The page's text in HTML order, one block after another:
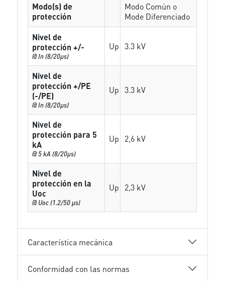
Modo(s) de
protección
Modo Común o
Mode Diferenciado
Nivel de
protección +/-
@ In (8/20µs)
Up 3.3 kV
Nivel de
protección +/PE
(-/PE)
@ In (8/20µs)
Up 3.3 kV
Nivel de
protección para 5
kA
@ 5 kA (8/20µs)
Up 2,6 kV
Nivel de
protección en la
Uoc
@ Uoc (1.2/50 µs)
Up 2,3 kV
Característica mecánica
Conformidad con las normas